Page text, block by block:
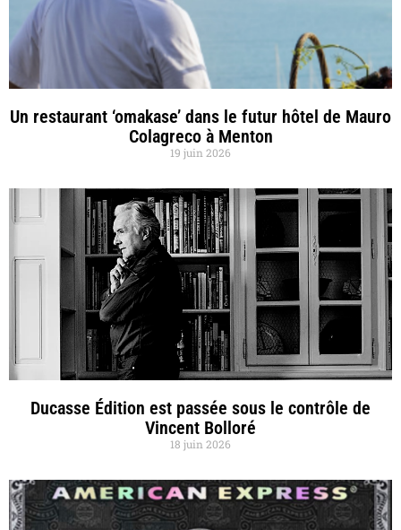
Un restaurant ‘omakase’ dans le futur hôtel de Mauro
Colagreco à Menton
19 juin 2026
Ducasse Édition est passée sous le contrôle de
Vincent Bolloré
18 juin 2026